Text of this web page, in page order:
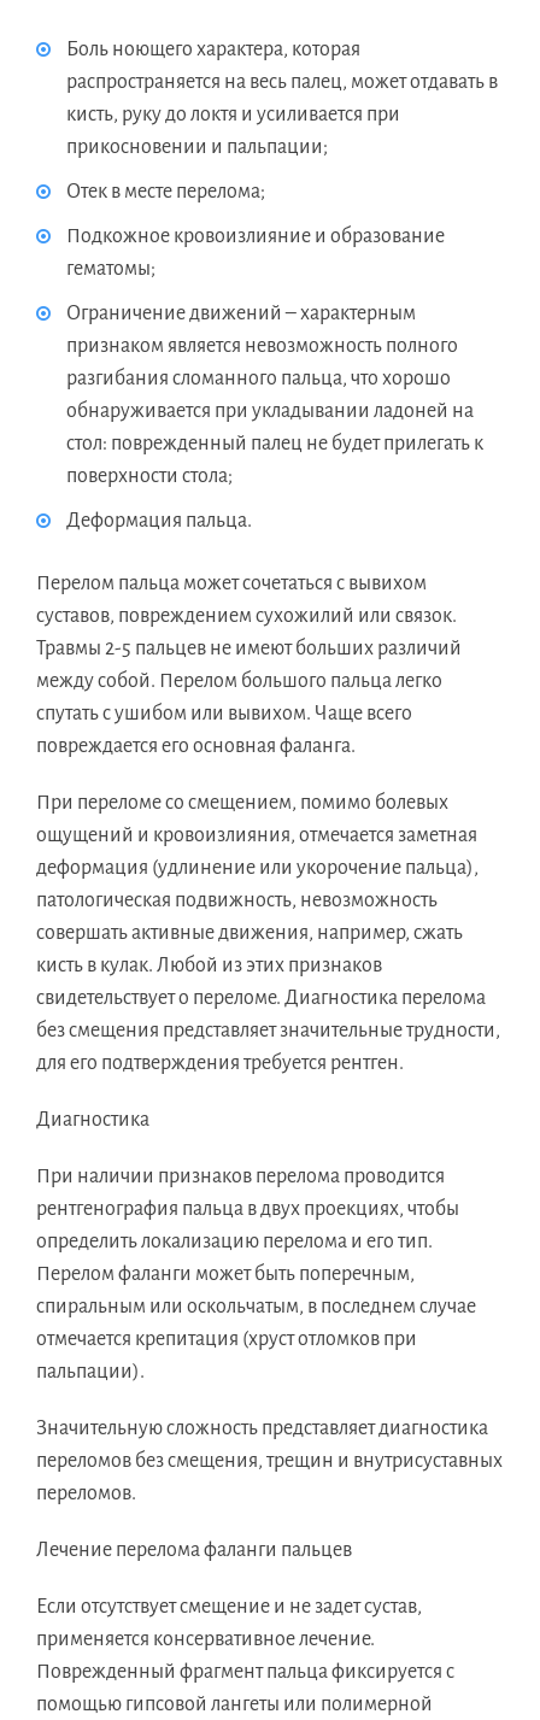
Боль ноющего характера, которая
распространяется на весь палец, может отдавать в
кисть, руку до локтя и усиливается при
прикосновении и пальпации;
Отек в месте перелома;
Подкожное кровоизлияние и образование
гематомы;
Ограничение движений – характерным
признаком является невозможность полного
разгибания сломанного пальца, что хорошо
обнаруживается при укладывании ладоней на
стол: поврежденный палец не будет прилегать к
поверхности стола;
Деформация пальца.
Перелом пальца может сочетаться с вывихом
суставов, повреждением сухожилий или связок.
Травмы 2-5 пальцев не имеют больших различий
между собой. Перелом большого пальца легко
спутать с ушибом или вывихом. Чаще всего
повреждается его основная фаланга.
При переломе со смещением, помимо болевых
ощущений и кровоизлияния, отмечается заметная
деформация (удлинение или укорочение пальца),
патологическая подвижность, невозможность
совершать активные движения, например, сжать
кисть в кулак. Любой из этих признаков
свидетельствует о переломе. Диагностика перелома
без смещения представляет значительные трудности,
для его подтверждения требуется рентген.
Диагностика
При наличии признаков перелома проводится
рентгенография пальца в двух проекциях, чтобы
определить локализацию перелома и его тип.
Перелом фаланги может быть поперечным,
спиральным или оскольчатым, в последнем случае
отмечается крепитация (хруст отломков при
пальпации).
Значительную сложность представляет диагностика
переломов без смещения, трещин и внутрисуставных
переломов.
Лечение перелома фаланги пальцев
Если отсутствует смещение и не задет сустав,
применяется консервативное лечение.
Поврежденный фрагмент пальца фиксируется с
помощью гипсовой лангеты или полимерной